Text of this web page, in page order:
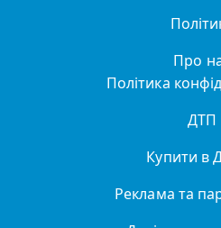
Про
Політика
ДТП
Купити в
Реклама та